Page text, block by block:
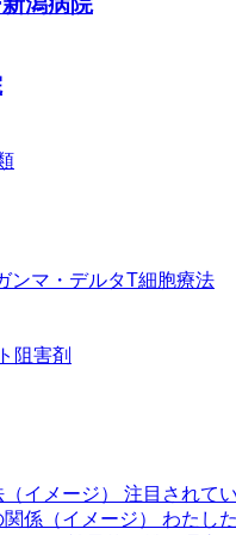
ンマ・デルタT細胞療法
阻害剤
注目されて
わたし